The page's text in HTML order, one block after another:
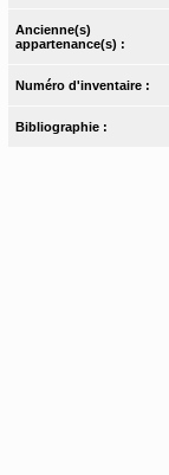
Ancienne(s)
appartenance(s) :
Numéro d'inventaire :
Bibliographie :